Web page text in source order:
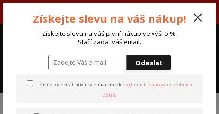
od 7:00 do 15:30 hodin.
CZK
Získejte slevu na váš nákup!
Získejte slevu na váš první nákup ve výši 5 %.
Stačí zadat váš email.
Odeslat
Přeji si odebírat novinky e-mailem dle podmínek zpracování osobních
údajů.